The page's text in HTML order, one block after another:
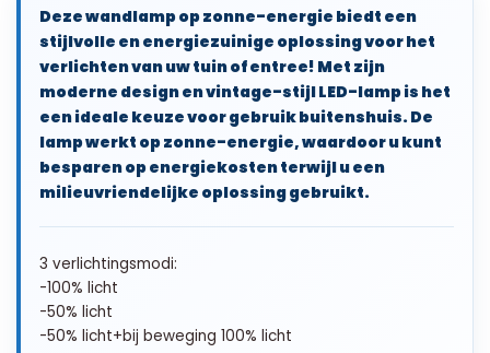
Deze wandlamp op zonne-energie biedt een
stijlvolle en energiezuinige oplossing voor het
verlichten van uw tuin of entree! Met zijn
moderne design en vintage-stijl LED-lamp is het
een ideale keuze voor gebruik buitenshuis. De
lamp werkt op zonne-energie, waardoor u kunt
besparen op energiekosten terwijl u een
milieuvriendelijke oplossing gebruikt.
3 verlichtingsmodi:
-100% licht
-50% licht
-50% licht+bij beweging 100% licht